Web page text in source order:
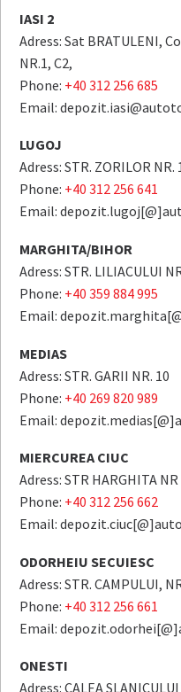
IASI 2
Adress: Sat BRATULENI,
NR.1, C2,
Phone: +40 312 256 685
Email:
LUGOJ
Adress: STR. ZORILOR NR.
Phone: +40 312 256 641
Email:
MARGHITA/BIHOR
Adress: STR. LILIACULUI
Phone: +40 359 884 995
Email:
MEDIAS
Adress: STR. GARII NR. 10
Phone: +40 269 820 989
Email:
MIERCUREA CIUC
Adress: STR HARGHITA
Phone: +40 312 256 662
Email:
ODORHEIU SECUIESC
Adress: STR. CAMPULUI,
Phone: +40 312 256 661
Email:
ONESTI
Adress: CALEA